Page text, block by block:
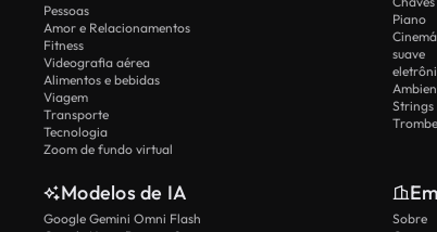
Pessoas
Amor e Relacionamentos
Fitness
Videografia aérea
Alimentos e bebidas
Viagem
Transporte
Tecnologia
Zoom de fundo virtual
Piano
suave
Strings
Modelos de IA
Google Gemini Omni Flash
Sobre